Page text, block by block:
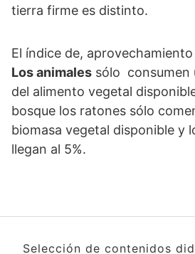
tierra firme es distinto.
El índice de, aprovechamiento
Los animales sólo consumen
del alimento vegetal
bosque los ratones sólo
biomasa vegetal disponible y
llegan al 5%.
Selección de contenidos